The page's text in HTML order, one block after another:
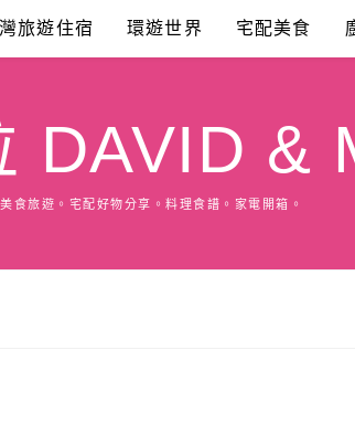
旅遊住宿 環遊世界 宅配美食
DAVID &
食旅遊。宅配好物分享。料理食譜。家電開箱。